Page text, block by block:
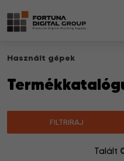
Használt gépek
FILTRIRAJ
Talált